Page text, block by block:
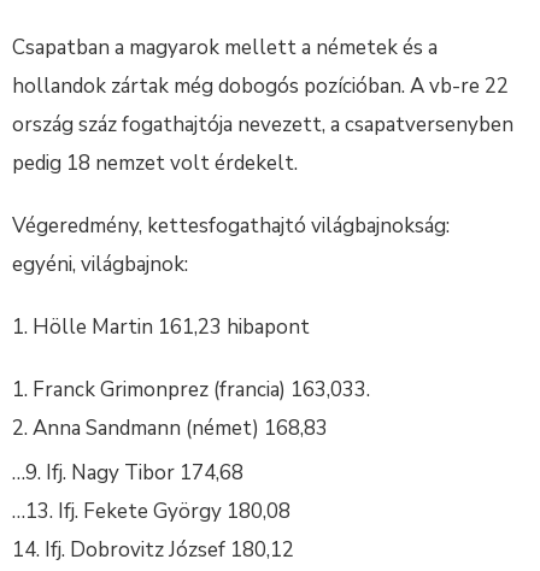
Csapatban a magyarok mellett a németek és a
hollandok zártak még dobogós pozícióban. A vb-re 22
ország száz fogathajtója nevezett, a csapatversenyben
pedig 18 nemzet volt érdekelt.
Végeredmény, kettesfogathajtó világbajnokság:
egyéni, világbajnok:
1. Hölle Martin 161,23 hibapont
Franck Grimonprez (francia) 163,033.
Anna Sandmann (német) 168,83
…9. Ifj. Nagy Tibor 174,68
…13. Ifj. Fekete György 180,08
14. Ifj. Dobrovitz József 180,12